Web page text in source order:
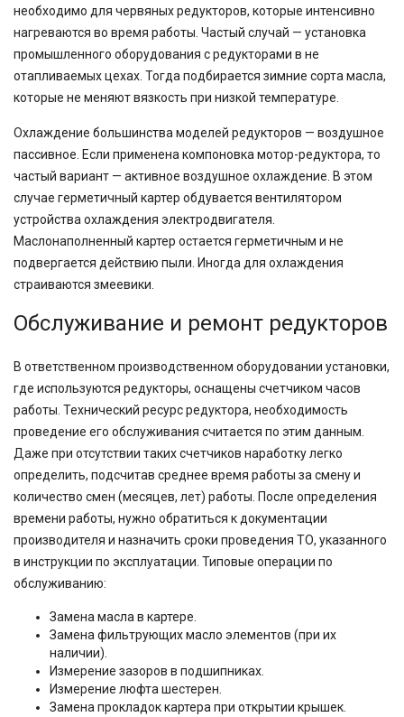
необходимо для червяных редукторов, которые интенсивно
нагреваются во время работы. Частый случай — установка
промышленного оборудования с редукторами в не
отапливаемых цехах. Тогда подбирается зимние сорта масла,
которые не меняют вязкость при низкой температуре.
Охлаждение большинства моделей редукторов — воздушное
пассивное. Если применена компоновка мотор-редуктора, то
частый вариант — активное воздушное охлаждение. В этом
случае герметичный картер обдувается вентилятором
устройства охлаждения электродвигателя.
Маслонаполненный картер остается герметичным и не
подвергается действию пыли. Иногда для охлаждения
страиваются змеевики.
Обслуживание и ремонт редукторов
В ответственном производственном оборудовании установки,
где используются редукторы, оснащены счетчиком часов
работы. Технический ресурс редуктора, необходимость
проведение его обслуживания считается по этим данным.
Даже при отсутствии таких счетчиков наработку легко
определить, подсчитав среднее время работы за смену и
количество смен (месяцев, лет) работы. После определения
времени работы, нужно обратиться к документации
производителя и назначить сроки проведения ТО, указанного
в инструкции по эксплуатации. Типовые операции по
обслуживанию:
Замена масла в картере.
Замена фильтрующих масло элементов (при их
наличии).
Измерение зазоров в подшипниках.
Измерение люфта шестерен.
Замена прокладок картера при открытии крышек.